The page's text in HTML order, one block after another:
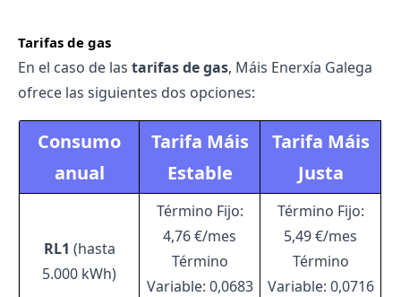
Tarifas de gas
En el caso de las tarifas de gas, Máis Enerxía Galega
ofrece las siguientes dos opciones:
Consumo
anual
Tarifa Máis
Estable
Tarifa Máis
Justa
RL1 (hasta
5.000 kWh)
Término Fijo:
4,76 €/mes
Término
Variable: 0,0683
Término Fijo:
5,49 €/mes
Término
Variable: 0,0716